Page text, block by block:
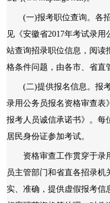
(一)报考职位查询。各招
见《安徽省2017年考试录
站查询招录职位信息，阅读
格条件问题，由各市、省直
(二)提供报名信息。报考
录用公务员报名资格审查表
报考人员诚信承诺书》。每
居民身份证参加考试。
资格审查工作贯穿于录
员主管部门和省直各招录
实、准确，提供虚假报考信